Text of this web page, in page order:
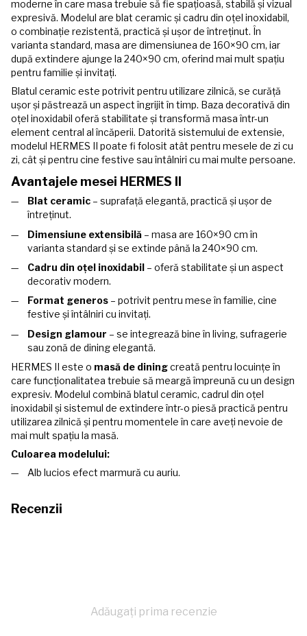
moderne în care masa trebuie să fie spațioasă, stabilă și vizual
expresivă. Modelul are blat ceramic și cadru din oțel inoxidabil,
o combinație rezistentă, practică și ușor de întreținut. În
varianta standard, masa are dimensiunea de 160×90 cm, iar
după extindere ajunge la 240×90 cm, oferind mai mult spațiu
pentru familie și invitați.
Blatul ceramic este potrivit pentru utilizare zilnică, se curăță
ușor și păstrează un aspect îngrijit în timp. Baza decorativă din
oțel inoxidabil oferă stabilitate și transformă masa într-un
element central al încăperii. Datorită sistemului de extensie,
modelul HERMES II poate fi folosit atât pentru mesele de zi cu
zi, cât și pentru cine festive sau întâlniri cu mai multe persoane.
Avantajele mesei HERMES II
Blat ceramic – suprafață elegantă, practică și ușor de
întreținut.
Dimensiune extensibilă – masa are 160×90 cm în
varianta standard și se extinde până la 240×90 cm.
Cadru din oțel inoxidabil – oferă stabilitate și un aspect
decorativ modern.
Format generos – potrivit pentru mese în familie, cine
festive și întâlniri cu invitați.
Design glamour – se integrează bine în living, sufragerie
sau zonă de dining elegantă.
HERMES II este o masă de diningcreată pentru locuințe în
care funcționalitatea trebuie să meargă împreună cu un design
expresiv. Modelul combină blatul ceramic, cadrul din oțel
inoxidabil și sistemul de extindere într-o piesă practică pentru
utilizarea zilnică și pentru momentele în care aveți nevoie de
mai mult spațiu la masă.
Culoarea modelului:
Alb lucios efect marmură cu auriu.
Recenzii
Adăugați prima recenzie